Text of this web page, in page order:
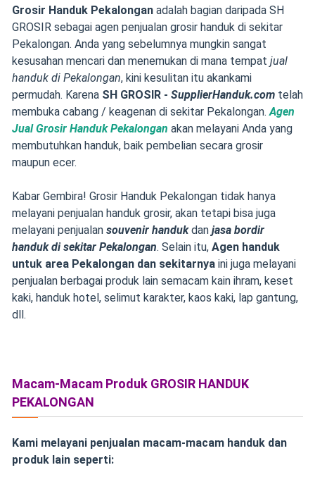
Grosir Handuk Pekalonganadalah bagian daripada SH
GROSIR sebagai agen penjualan grosir handuk di sekitar
Pekalongan. Anda yang sebelumnya mungkin sangat
kesusahan mencari dan menemukan di mana tempat jual
handuk di Pekalongan, kini kesulitan itu akankami
permudah. Karena SH GROSIR - SupplierHanduk.comtelah
membuka cabang / keagenan di sekitar Pekalongan.Agen
Jual Grosir Handuk Pekalongan akan melayani Anda yang
membutuhkan handuk, baik pembelian secara grosir
maupun ecer.
Kabar Gembira! Grosir Handuk Pekalongan tidak hanya
melayani penjualan handuk grosir, akan tetapi bisa juga
melayani penjualan souvenir handukdan jasa bordir
handuk di sekitar Pekalongan. Selain itu, Agen handuk
untuk area Pekalongan dan sekitarnyaini juga melayani
penjualan berbagai produk lain semacam kain ihram, keset
kaki, handuk hotel, selimut karakter, kaos kaki, lap gantung,
dll.
Macam-Macam Produk GROSIR HANDUK
PEKALONGAN
Kami melayani penjualan macam-macam handuk dan
produk lain seperti: